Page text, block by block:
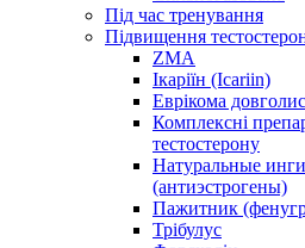
Під час тренування
Підвищення
ZMA
Ікаріїн (Icariin)
Еврікома
Комплексні
тестостерону
Натуральные
(антиэстрогены)
Пажитник
Трібулус